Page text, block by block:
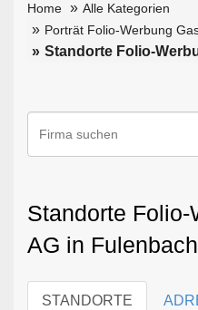
Home
Alle Kategorien
Porträt Folio-Werbung
Standorte Folio-
Standorte
AG in Fulenbach
STANDORTE